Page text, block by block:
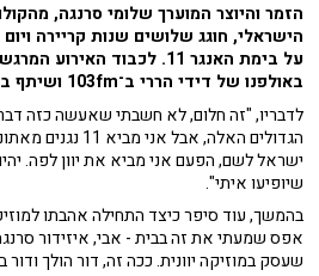
הזמר והיוצר המוערך שלומי סרנגה,
הישראלי, חוגג שלושים שנות קריירה
על בימת האנגר 11. לכבוד
באולפנו של דידי הררי ב־103fm ושיתף בהתרגשות הגדולה.
לדבריו, "זה חלום, לא חשבתי שאעשה כזה
הגדולים האלה, אבל
ישראל לשם, הפעם אני מביא את יוון לפה.
שיופיעו איתי".
בהמשך, עוד סיפר כיצד התחילה אהבתו
אפס שמעתי את זה בבית - אבי, איזידור
שעסק במוזיקה יוונית. ככה זה, דור הולך